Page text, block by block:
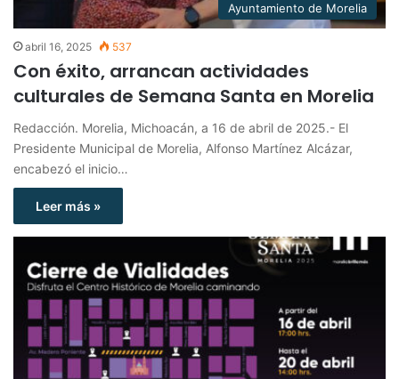
Ayuntamiento de Morelia
abril 16, 2025 537
Con éxito, arrancan actividades
culturales de Semana Santa en Morelia
Redacción. Morelia, Michoacán, a 16 de abril de 2025.- El
Presidente Municipal de Morelia, Alfonso Martínez Alcázar,
encabezó el inicio…
Leer más »